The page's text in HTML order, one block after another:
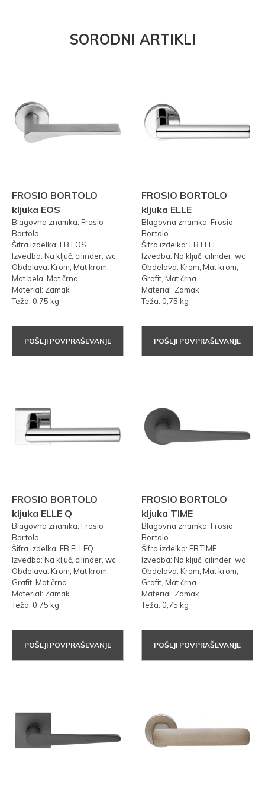
SORODNI ARTIKLI
FROSIO BORTOLO
kljuka EOS
Blagovna znamka: Frosio
Bortolo
Šifra izdelka: FB.EOS
Izvedba: Na ključ, cilinder, wc
Obdelava: Krom, Mat krom,
Mat bela, Mat črna
Material: Zamak
Teža: 0,75 kg
POŠLJI POVPRAŠEVANJE
FROSIO BORTOLO
kljuka ELLE
Blagovna znamka: Frosio
Bortolo
Šifra izdelka: FB.ELLE
Izvedba: Na ključ, cilinder, wc
Obdelava: Krom, Mat krom,
Grafit, Mat črna
Material: Zamak
Teža: 0,75 kg
POŠLJI POVPRAŠEVANJE
FROSIO BORTOLO
kljuka ELLE Q
Blagovna znamka: Frosio
Bortolo
Šifra izdelka: FB.ELLEQ
Izvedba: Na ključ, cilinder, wc
Obdelava: Krom, Mat krom,
Grafit, Mat črna
Material: Zamak
Teža: 0,75 kg
POŠLJI POVPRAŠEVANJE
FROSIO BORTOLO
kljuka TIME
Blagovna znamka: Frosio
Bortolo
Šifra izdelka: FB.TIME
Izvedba: Na ključ, cilinder, wc
Obdelava: Krom, Mat krom,
Grafit, Mat črna
Material: Zamak
Teža: 0,75 kg
POŠLJI POVPRAŠEVANJE